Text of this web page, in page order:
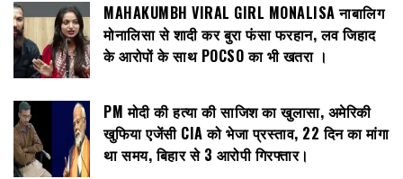
MAHAKUMBH VIRAL GIRL MONALISA नाबालिग
मोनालिसा से शादी कर बुरा फंसा फरहान, लव जिहाद
के आरोपों के साथ POCSO का भी खतरा ।
PM मोदी की हत्या की साजिश का खुलासा, अमेरिकी
खुफिया एजेंसी CIA को भेजा प्रस्ताव, 22 दिन का मांगा
था समय, बिहार से 3 आरोपी गिरफ्तार।